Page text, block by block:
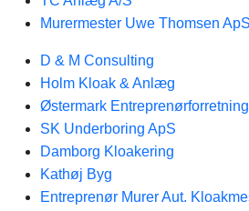
Murermester Uwe Thomsen ApS
D & M Consulting
Holm Kloak & Anlæg
Østermark
SK Underboring ApS
Damborg Kloakering
Kathøj Byg
Entreprenør Murer Aut.